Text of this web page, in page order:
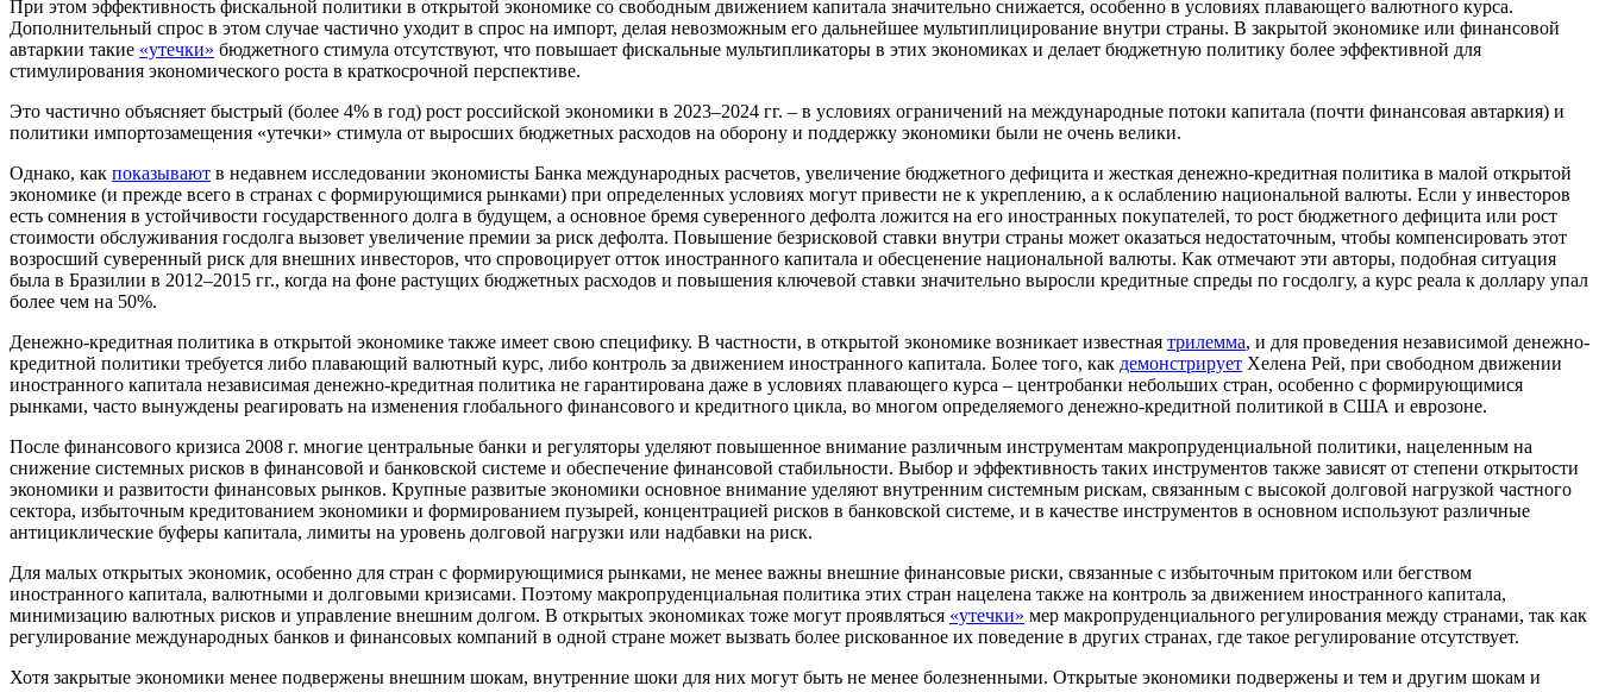
При этом эффективность фискальной политики в открытой экономике со свободным движением капитала значительно снижается, особенно в условиях плавающего валютного курса.
Дополнительный спрос в этом случае частично уходит в спрос на импорт, делая невозможным его дальнейшее мультиплицирование внутри страны. В закрытой экономике или финансовой
автаркии такие «утечки» бюджетного стимула отсутствуют, что повышает фискальные мультипликаторы в этих экономиках и делает бюджетную политику более эффективной для
стимулирования экономического роста в краткосрочной перспективе.
Это частично объясняет быстрый (более 4% в год) рост российской экономики в 2023–2024 гг. – в условиях ограничений на международные потоки капитала (почти финансовая автаркия) и
политики импортозамещения «утечки» стимула от выросших бюджетных расходов на оборону и поддержку экономики были не очень велики.
Однако, как показывают в недавнем исследовании экономисты Банка международных расчетов, увеличение бюджетного дефицита и жесткая денежно-кредитная политика в малой открытой
экономике (и прежде всего в странах с формирующимися рынками) при определенных условиях могут привести не к укреплению, а к ослаблению национальной валюты. Если у инвесторов
есть сомнения в устойчивости государственного долга в будущем, а основное бремя суверенного дефолта ложится на его иностранных покупателей, то рост бюджетного дефицита или рост
стоимости обслуживания госдолга вызовет увеличение премии за риск дефолта. Повышение безрисковой ставки внутри страны может оказаться недостаточным, чтобы компенсировать этот
возросший суверенный риск для внешних инвесторов, что спровоцирует отток иностранного капитала и обесценение национальной валюты. Как отмечают эти авторы, подобная ситуация
была в Бразилии в 2012–2015 гг., когда на фоне растущих бюджетных расходов и повышения ключевой ставки значительно выросли кредитные спреды по госдолгу, а курс реала к доллару упал
более чем на 50%.
Денежно-кредитная политика в открытой экономике также имеет свою специфику. В частности, в открытой экономике возникает известная трилемма, и для проведения независимой денежно-
кредитной политики требуется либо плавающий валютный курс, либо контроль за движением иностранного капитала. Более того, как демонстрирует Хелена Рей, при свободном движении
иностранного капитала независимая денежно-кредитная политика не гарантирована даже в условиях плавающего курса – центробанки небольших стран, особенно с формирующимися
рынками, часто вынуждены реагировать на изменения глобального финансового и кредитного цикла, во многом определяемого денежно-кредитной политикой в США и еврозоне.
После финансового кризиса 2008 г. многие центральные банки и регуляторы уделяют повышенное внимание различным инструментам макропруденциальной политики, нацеленным на
снижение системных рисков в финансовой и банковской системе и обеспечение финансовой стабильности. Выбор и эффективность таких инструментов также зависят от степени открытости
экономики и развитости финансовых рынков. Крупные развитые экономики основное внимание уделяют внутренним системным рискам, связанным с высокой долговой нагрузкой частного
сектора, избыточным кредитованием экономики и формированием пузырей, концентрацией рисков в банковской системе, и в качестве инструментов в основном используют различные
антициклические буферы капитала, лимиты на уровень долговой нагрузки или надбавки на риск.
Для малых открытых экономик, особенно для стран с формирующимися рынками, не менее важны внешние финансовые риски, связанные с избыточным притоком или бегством
иностранного капитала, валютными и долговыми кризисами. Поэтому макропруденциальная политика этих стран нацелена также на контроль за движением иностранного капитала,
минимизацию валютных рисков и управление внешним долгом. В открытых экономиках тоже могут проявляться «утечки» мер макропруденциального регулирования между странами, так как
регулирование международных банков и финансовых компаний в одной стране может вызвать более рискованное их поведение в других странах, где такое регулирование отсутствует.
Хотя закрытые экономики менее подвержены внешним шокам, внутренние шоки для них могут быть не менее болезненными. Открытые экономики подвержены и тем и другим шокам и